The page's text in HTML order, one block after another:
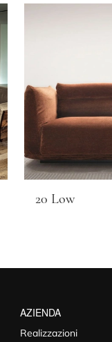
20 Low
AZIENDA
Realizzazioni